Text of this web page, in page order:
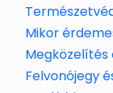
Mikor
Megközelítés
Felvonójegy